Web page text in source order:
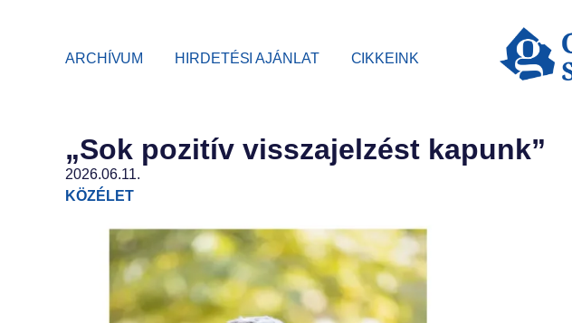
ARCHÍVUM HIRDETÉSI AJÁNLAT CIKKEINK
„Sok pozitív visszajelzést kapunk”
2026.06.11.
KÖZÉLET